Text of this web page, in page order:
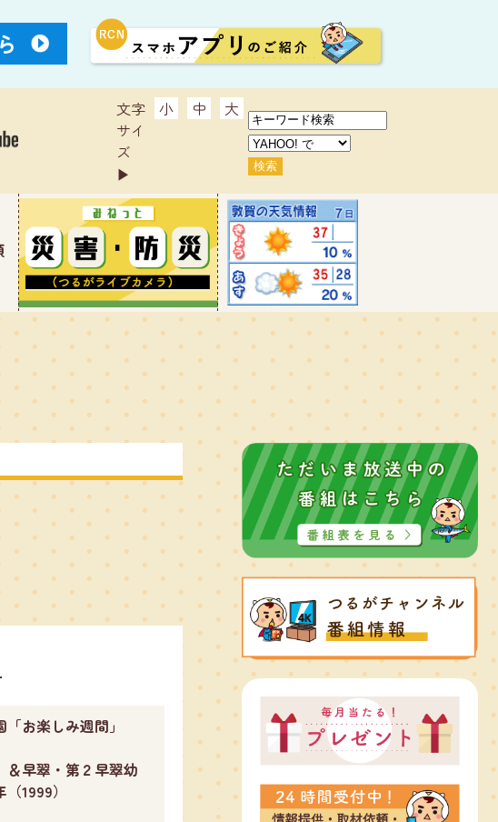
文字
サイ
ズ
▶︎
小 中 大
「お楽しみ週間」
早翠・第２早翠幼
1999）